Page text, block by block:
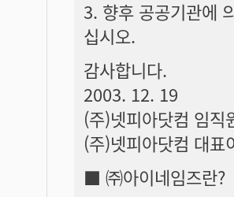
3. 향후 공공기관에
십시오.
감사합니다.
2003. 12. 19
(주)넷피아닷컴 임직
(주)넷피아닷컴 대표
■ ㈜아이네임즈란?